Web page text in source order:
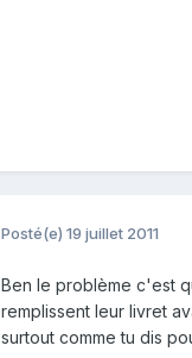
Posté(e) 19 juillet 2011
Ben le problème c'est
remplissent leur livret
surtout comme tu dis